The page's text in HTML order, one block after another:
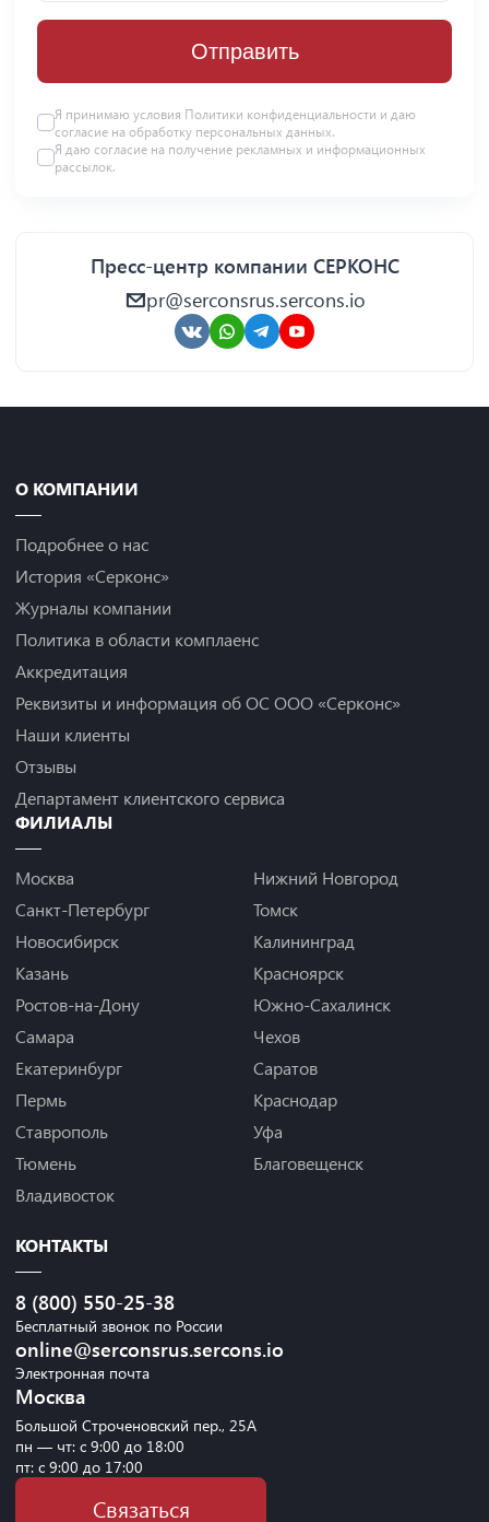
Отправить
Я принимаю условия Политики конфиденциальности и даю
согласие на обработку персональных данных.
Я даю согласие на получение рекламных и информационных
рассылок.
Пресс-центр компании СЕРКОНС
pr@serconsrus.sercons.io
О КОМПАНИИ
Подробнее о нас
История «Серконс»
Журналы компании
Политика в области комплаенс
Аккредитация
Реквизиты и информация об ОС ООО «Серконс»
Наши клиенты
Отзывы
Департамент клиентского сервиса
ФИЛИАЛЫ
Москва
Санкт-Петербург
Новосибирск
Казань
Ростов-на-Дону
Самара
Екатеринбург
Пермь
Ставрополь
Тюмень
Владивосток
Нижний Новгород
Томск
Калининград
Красноярск
Южно-Сахалинск
Чехов
Саратов
Краснодар
Уфа
Благовещенск
КОНТАКТЫ
8 (800) 550-25-38
Бесплатный звонок по России
online@serconsrus.sercons.io
Электронная почта
Москва
Большой Строченовский пер., 25А
пн — чт: с 9:00 до 18:00
пт: с 9:00 до 17:00
Связаться